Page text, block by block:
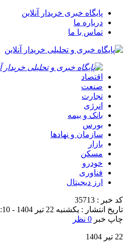
پایگاه خبری خریدار آنلاین
درباره ما
تماس با ما
اقتصاد
صنعت
تجارت
انرژی
بانک و بیمه
بورس
سازمان و نهادها
بازار
مسکن
خودرو
فناوری
ارز دیجیتال
کد خبر : 35713
تاریخ انتشار : یکشنبه 22 تیر 1404 - 8:10
چاپ خبر 0 نظر
22 تیر 1404